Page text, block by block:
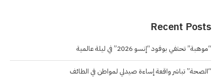
Recent Posts
“موهبة” تحتفي بوفود “إنسو 2026” في ليلة عالمية
“الصحة” تباشر واقعة إساءة صيدلي لمواطن في الطائف